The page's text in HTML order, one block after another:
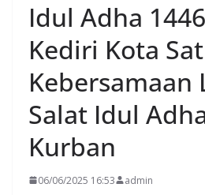
Idul Adha
Kediri Kota
Kebersamaan
Salat Idul
Kurban
06/06/2025 16:53 admin